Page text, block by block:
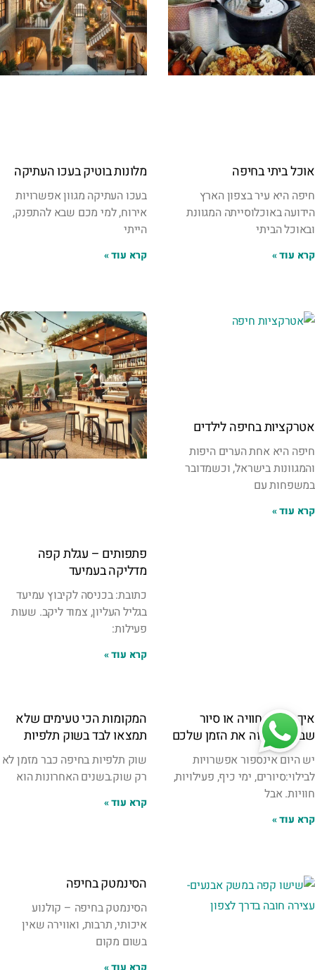
אוכל ביתי בחיפה
חיפה היא עיר בצפון הארץ
הידועה באוכלוסייתה המגוונת
ובאוכל הביתי
קרא עוד »
מלונות בוטיק בעכו העתיקה
בעכו העתיקה מגוון אפשרויות
אירוח, למי מכם שבא להתפנק,
הייתי
קרא עוד »
אטרקציות בחיפה לילדים
חיפה היא אחת הערים היפות
והמגוונות בישראל, וכשמדובר
במשפחות עם
קרא עוד »
פתפותים – עגלת קפה
מדליקה בעמיעד
כתובת: בכניסה לקיבוץ עמיעד
בגליל העליון, צמוד ליקב. שעות
פעילות:
קרא עוד »
איך לבחור חוויה או סיור
שבאמת שווה את הזמן שלכם
יש היום אינספור אפשרויות
לבילוי:סיורים, ימי כיף, פעילויות,
חוויות. אבל
קרא עוד »
המקומות הכי טעימים שלא
תמצאו לבד בשוק תלפיות
שוק תלפיות בחיפה כבר מזמן לא
רק שוק.בשנים האחרונות הוא
קרא עוד »
הסינמטק בחיפה
הסינמטק בחיפה – קולנוע
איכותי, תרבות, ואווירה שאין
בשום מקום